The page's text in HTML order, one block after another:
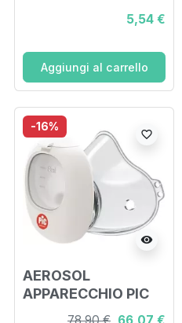
NEBULIZZATORE
5,54 €
Aggiungi al carrello
-16%
visibility
favorite_border
AEROSOL
APPARECCHIO PIC
AIREASY ON